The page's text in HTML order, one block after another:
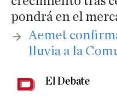
pondrá en el
​Aemet
lluvia a la
El Debate